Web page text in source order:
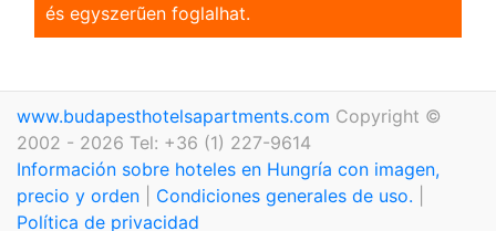
és egyszerũen foglalhat.
www.budapesthotelsapartments.com Copyright ©
2002 - 2026 Tel: +36 (1) 227-9614
Información sobre hoteles en Hungría con imagen,
precio y orden
Condiciones generales de uso.
Política de privacidad